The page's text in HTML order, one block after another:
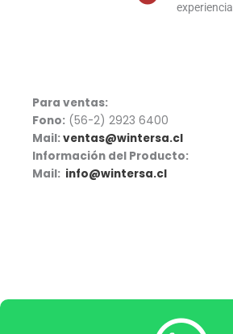
experiencia
Para ventas:
Fono: (56-2) 2923 6400
Mail:ventas@wintersa.cl
Información del Producto:
Mail: info@wintersa.cl